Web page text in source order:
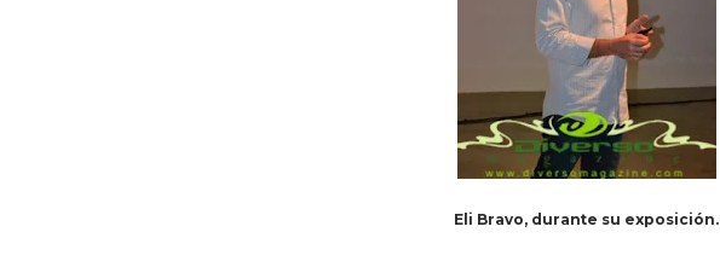
Eli Bravo, durante su exposición.